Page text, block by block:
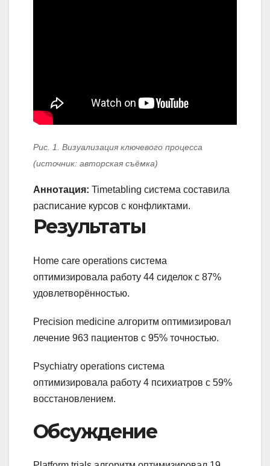
Рис. 1. Визуализация ключевого процесса
(источник: авторская съёмка)
Аннотация: Timetabling система составила
расписание курсов с конфликтами.
Результаты
Home care operations система
оптимизировала работу 44 сиделок с 87%
удовлетворённостью.
Precision medicine алгоритм оптимизировал
лечение 963 пациентов с 95% точностью.
Psychiatry operations система
оптимизировала работу 4 психиатров с 59%
восстановлением.
Обсуждение